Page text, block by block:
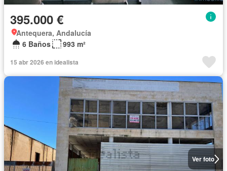
395.000 €
Antequera, Andalucía
6 Baños
993 m²
15 abr 2026 en idealista
Ver foto